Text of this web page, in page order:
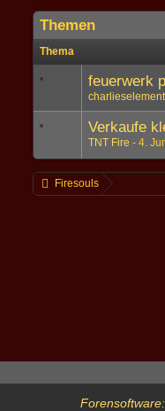
Themen
Thema
feuerwerk
charlieselement
Verkaufe
TNT Fire 4.
Firesouls
Forensoftware: